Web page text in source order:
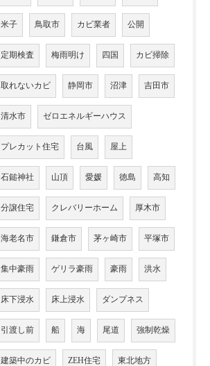
米子 鳥取市 カビ業者 公開
定期検査 梅雨明け 四国 カビ掃除
取れないカビ 静岡市 沼津 吉田市
清水市 ゼロエネルギーハウス
プレカット住宅 台風 屋上
石鎚神社 山頂 愛媛 徳島 高知
分譲住宅 クレバリーホーム 厚木市
海老名市 鎌倉市 茅ヶ崎市 平塚市
集中豪雨 ゲリラ豪雨 豪雨 洪水
床下浸水 床上浸水 ダンプネス
引渡し前 船 海 尾道 強制乾燥
建築中のカビ ZEH住宅 東北地方